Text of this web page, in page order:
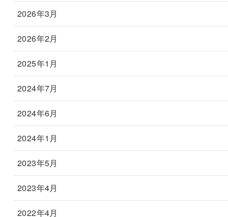
2026年3月
2026年2月
2025年1月
2024年7月
2024年6月
2024年1月
2023年5月
2023年4月
2022年4月